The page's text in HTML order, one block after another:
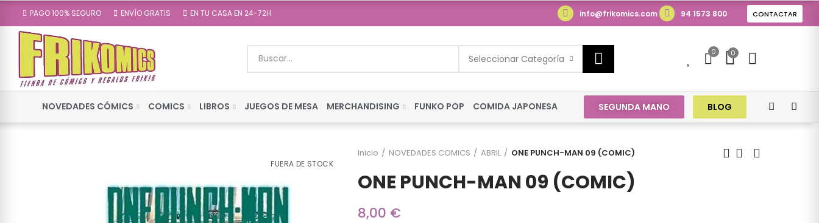
PAGO 100% SEGURO ENVÍO GRATIS EN TU CASA EN 24-72H info@frikomics.com 94 1573 800 CONTACTAR
Seleccionar Categoría
0 0
NOVEDADES CÓMICS COMICS LIBROS JUEGOS DE MESA MERCHANDISING FUNKO POP COMIDA JAPONESA SEGUNDA MANO BLOG
FUERA DE STOCK
Inicio NOVEDADES COMICS ABRIL ONE PUNCH-MAN 09 (COMIC)
ONE PUNCH-MAN 09 (COMIC)
8,00 €